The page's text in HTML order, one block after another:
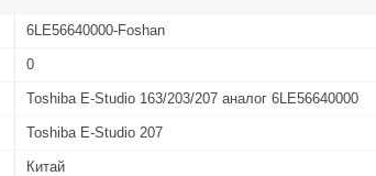
6LE56640000-Foshan
0
Toshiba E-Studio 163/203/207 аналог 6LE56640000
Toshiba E-Studio 207
Китай